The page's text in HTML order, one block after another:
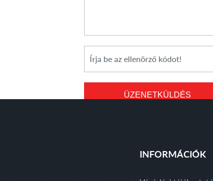
Cikkszám
ÜZENETKÜLDÉS
INFORMÁCIÓK